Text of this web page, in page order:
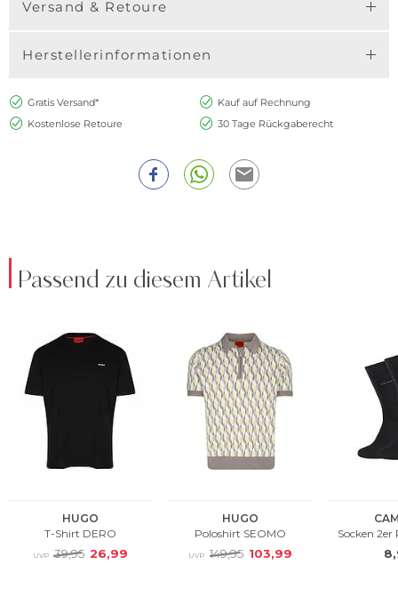
Versand & Retoure
Herstellerinformationen
Gratis Versand*
Kauf auf Rechnung
Kostenlose Retoure
30 Tage Rückgaberecht
Passend zu diesem Artikel